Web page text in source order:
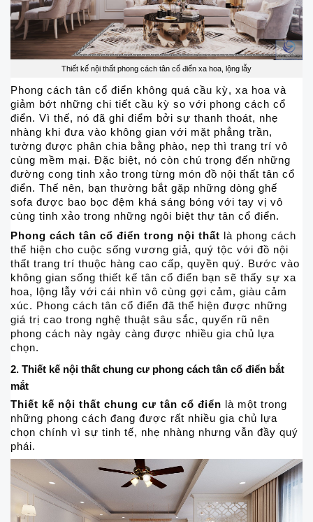
Thiết kế nội thất phong cách tân cổ điển xa hoa, lộng lẫy
Phong cách tân cổ điển không quá cầu kỳ, xa hoa và
giảm bớt những chi tiết cầu kỳ so với phong cách cổ
điển. Vì thế, nó đã ghi điểm bởi sự thanh thoát, nhẹ
nhàng khi đưa vào không gian với mặt phẳng trần,
tường được phân chia bằng phào, nẹp thì trang trí vô
cùng mềm mại. Đặc biệt, nó còn chú trọng đến những
đường cong tinh xảo trong từng món đồ nội thất tân cổ
điển. Thế nên, bạn thường bắt gặp những dòng ghế
sofa được bao bọc đệm khá sáng bóng với tay vị vô
cùng tinh xảo trong những ngôi biệt thự tân cổ điển.
Phong cách tân cổ điển trong nội thất là phong cách
thể hiện cho cuộc sống vương giả, quý tộc với đồ nội
thất trang trí thuộc hàng cao cấp, quyền quý. Bước vào
không gian sống thiết kế tân cổ điển bạn sẽ thấy sự xa
hoa, lộng lẫy với cái nhìn vô cùng gợi cảm, giàu cảm
xúc. Phong cách tân cổ điển đã thể hiện được những
giá trị cao trong nghệ thuật sâu sắc, quyến rũ nên
phong cách này ngày càng được nhiều gia chủ lựa
chọn.
2. Thiết kế nội thất chung cư phong cách tân cổ điển bắt
mắt
Thiết kế nội thất chung cư tân cổ điển là một trong
những phong cách đang được rất nhiều gia chủ lựa
chọn chính vì sự tinh tế, nhẹ nhàng nhưng vẫn đầy quý
phái.